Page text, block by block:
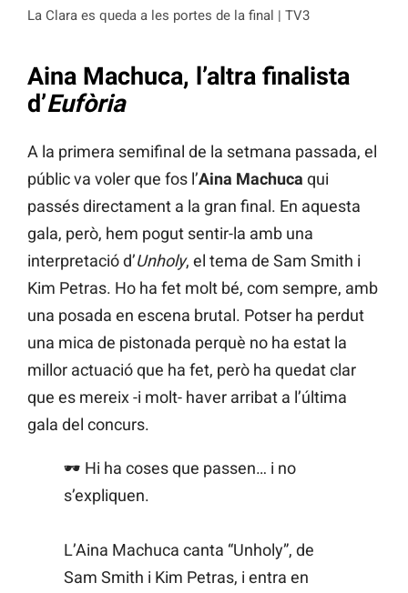
La Clara es queda a les portes de la final | TV3
Aina Machuca, l’altra finalista
d’Eufòria
A la primera semifinal de la setmana passada, el
públic va voler que fos l’Aina Machuca qui
passés directament a la gran final. En aquesta
gala, però, hem pogut sentir-la amb una
interpretació d’Unholy, el tema de Sam Smith i
Kim Petras. Ho ha fet molt bé, com sempre, amb
una posada en escena brutal. Potser ha perdut
una mica de pistonada perquè no ha estat la
millor actuació que ha fet, però ha quedat clar
que es mereix -i molt- haver arribat a l’última
gala del concurs.
🕶️ Hi ha coses que passen… i no
s’expliquen.
L’Aina Machuca canta “Unholy”, de
Sam Smith i Kim Petras, i entra en